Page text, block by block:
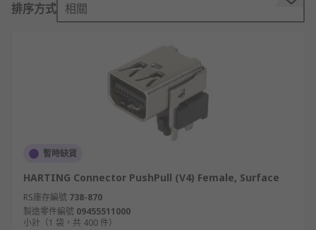
排序方式 相關
暫時缺貨
HARTING Connector PushPull (V4) Female, Surface
RS庫存編號 738-870
製造零件編號 09455511000
小計（1 袋，共 400 件）